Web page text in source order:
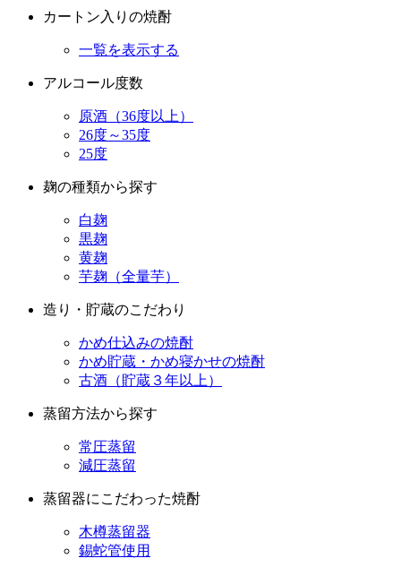
カートン入りの焼酎
一覧を表示する
アルコール度数
原酒（36度以上）
26度～35度
25度
麹の種類から探す
白麹
黒麹
黄麹
芋麹（全量芋）
造り・貯蔵のこだわり
かめ仕込みの焼酎
かめ貯蔵・かめ寝かせの焼酎
古酒（貯蔵３年以上）
蒸留方法から探す
常圧蒸留
減圧蒸留
蒸留器にこだわった焼酎
木樽蒸留器
錫蛇管使用